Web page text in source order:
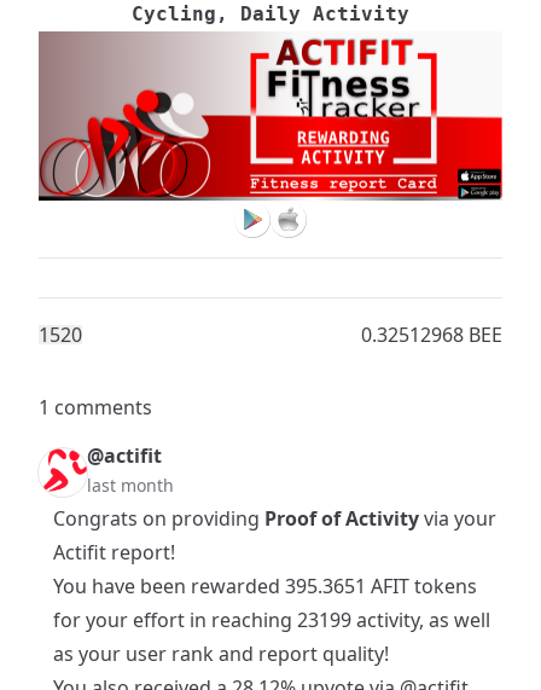
Cycling, Daily Activity
1520 0.32512968 BEE
1 comments
@actifit
last month
Congrats on providing Proof of Activityvia your
Actifit report!
You have been rewarded 395.3651 AFIT tokens
for your effort in reaching 23199 activity, as well
as your user rank and report quality!